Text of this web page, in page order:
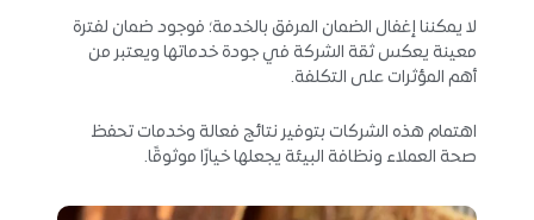
لا يمكننا إغفال الضمان المرفق بالخدمة؛ فوجود ضمان لفترة
معينة يعكس ثقة الشركة في جودة خدماتها ويعتبر من
أهم المؤثرات على التكلفة.
اهتمام هذه الشركات بتوفير نتائج فعالة وخدمات تحفظ
صحة العملاء ونظافة البيئة يجعلها خيارًا موثوقًا.